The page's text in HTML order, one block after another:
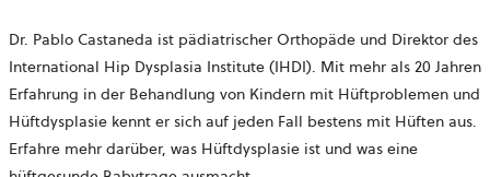
Dr. Pablo Castaneda ist pädiatrischer Orthopäde und Direktor des
International Hip Dysplasia Institute (IHDI). Mit mehr als 20 Jahren
Erfahrung in der Behandlung von Kindern mit Hüftproblemen und
Hüftdysplasie kennt er sich auf jeden Fall bestens mit Hüften aus.
Erfahre mehr darüber, was Hüftdysplasie ist und was eine